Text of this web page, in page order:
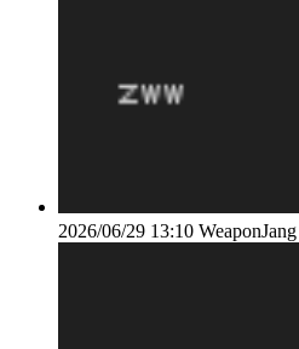
2026/06/29 13:10 WeaponJang